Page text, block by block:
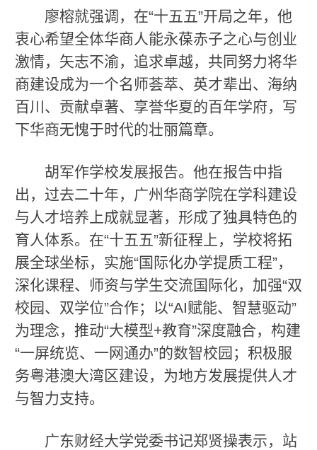
廖榕就强调，在“十五五”开局之年，他
衷心希望全体华商人能永葆赤子之心与创业
激情，矢志不渝，追求卓越，共同努力将华
商建设成为一个名师荟萃、英才辈出、海纳
百川、贡献卓著、享誉华夏的百年学府，写
下华商无愧于时代的壮丽篇章。
胡军作学校发展报告。他在报告中指
出，过去二十年，广州华商学院在学科建设
与人才培养上成就显著，形成了独具特色的
育人体系。在“十五五”新征程上，学校将拓
展全球坐标，实施“国际化办学提质工程”，
深化课程、师资与学生交流国际化，加强“双
校园、双学位”合作；以“AI赋能、智慧驱动”
为理念，推动“大模型+教育”深度融合，构建
“一屏统览、一网通办”的数智校园；积极服
务粤港澳大湾区建设，为地方发展提供人才
与智力支持。
广东财经大学党委书记郑贤操表示，站